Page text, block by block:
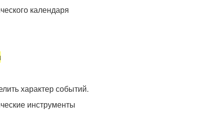
календаря
характер событий.
инструменты